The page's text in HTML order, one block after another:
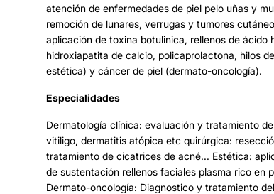
atención de enfermedades de piel pelo uñas y
remoción de lunares, verrugas y tumores
aplicación de toxina botulinica, rellenos de ácido
hidroxiapatita de calcio, policaprolactona, hilos
estética) y cáncer de piel (dermato-oncología).
Especialidades
Dermatología clínica: evaluación y tratamiento
vitiligo, dermatitis atópica etc quirúrgica:
tratamiento de cicatrices de acné... Estética:
de sustentación rellenos faciales plasma rico en
Dermato-oncología: Diagnostico y tratamiento